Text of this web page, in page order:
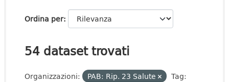
Ordina per
54 dataset trovati
Organizzazioni: PAB: Rip. 23 Salute
Tag: